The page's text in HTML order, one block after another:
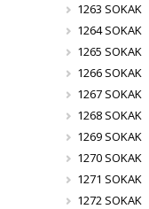
1263 SOKAK
1264 SOKAK
1265 SOKAK
1266 SOKAK
1267 SOKAK
1268 SOKAK
1269 SOKAK
1270 SOKAK
1271 SOKAK
1272 SOKAK